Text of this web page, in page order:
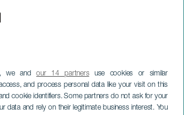
we andour 14 partnersuse cookies or similar
and process personal data like your visit on this
cookie identifiers. Some partners do not ask for your
data and rely on their legitimate business interest. You